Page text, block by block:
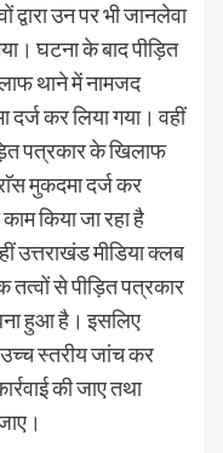
उन पर भी जानलेवा
घटना के बाद पीड़ित
थाने में नामजद
दर्ज कर लिया गया। वहीं
पत्रकार के खिलाफ
मुकदमा दर्ज कर
किया जा रहा है
उत्तराखंड मीडिया क्लब
तत्वों से पीड़ित पत्रकार
हुआ है। इसलिए
स्तरीय जांच कर
की जाए तथा